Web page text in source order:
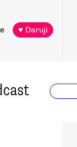
♥ Daruji